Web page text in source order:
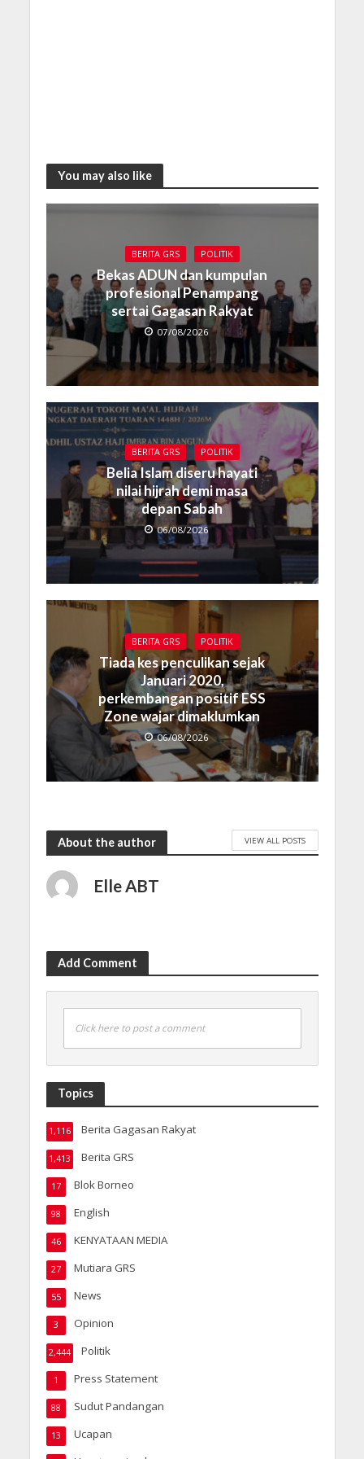
You may also like
BERITA GRS POLITIK
Bekas ADUN dan kumpulan
profesional Penampang
sertai Gagasan Rakyat
07/08/2026
BERITA GRS POLITIK
Belia Islam diseru hayati
nilai hijrah demi masa
depan Sabah
06/08/2026
BERITA GRS POLITIK
Tiada kes penculikan sejak
Januari 2020,
perkembangan positif ESS
Zone wajar dimaklumkan
06/08/2026
About the author VIEW ALL POSTS
Elle ABT
Add Comment
Click here to post a comment
Topics
Berita Gagasan Rakyat
1,116
Berita GRS
1,413
Blok Borneo
17
English
98
KENYATAAN MEDIA
46
Mutiara GRS
27
News
55
Opinion
3
Politik
2,444
Press Statement
1
Sudut Pandangan
88
Ucapan
13